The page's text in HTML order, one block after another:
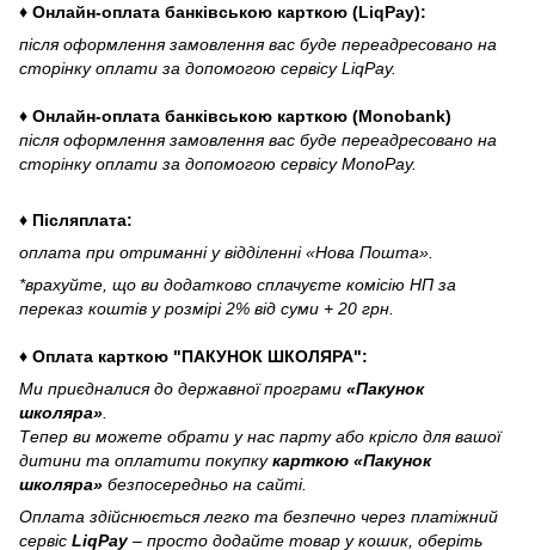
♦ Онлайн-оплата банківською карткою (LiqPay):
після оформлення замовлення вас буде переадресовано на
сторінку оплати за допомогою сервісу LiqPay.
♦ Онлайн-оплата банківською карткою (Monobank)
після оформлення замовлення вас буде переадресовано на
сторінку оплати за допомогою сервісу MonoPay.
♦ Післяплата:
оплата при отриманні у відділенні «Нова Пошта».
*врахуйте, що ви додатково сплачуєте комісію НП за
переказ коштів у розмірі 2% від суми + 20 грн.
♦ Оплата карткою "ПАКУНОК ШКОЛЯРА":
Ми приєдналися до державної програми «Пакунок
школяра».
Тепер ви можете обрати у нас парту або крісло для вашої
дитини та оплатити покупкукарткою «Пакунок
школяра» безпосередньо на сайті.
Оплата здійснюється легко та безпечно через платіжний
сервіс LiqPay– просто додайте товар у кошик, оберіть